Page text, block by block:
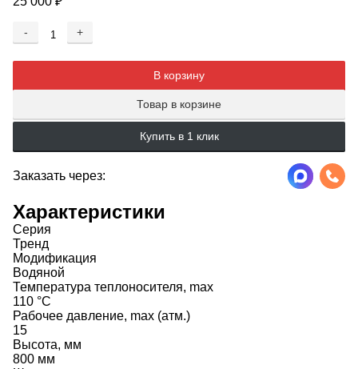
-
+
В корзину
Товар в корзине
Купить в 1 клик
Заказать через:
Характеристики
Серия
Тренд
Модификация
Водяной
Температура теплоносителя, max
110 °C
Рабочее давление, max (атм.)
15
Высота, мм
800 мм